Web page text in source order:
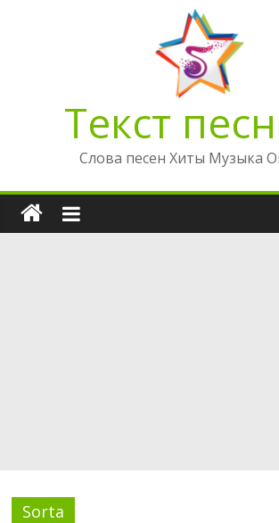
Текст
Слова песен Хиты Музыка
Sorta